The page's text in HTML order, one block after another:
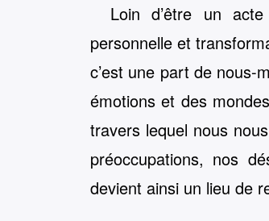
Loin d’être un
personnelle et
c’est une part de nous-
émotions et des
travers lequel nous
préoccupations, nos
devient ainsi un lieu de